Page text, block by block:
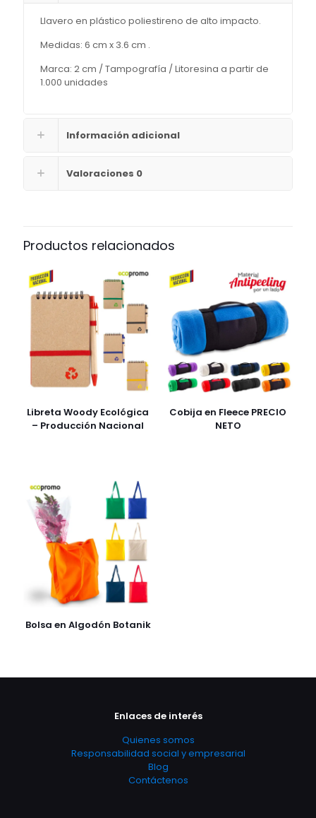
Llavero en plástico poliestireno de alto impacto.
Medidas: 6 cm x 3.6 cm .
Marca: 2 cm / Tampografía / Litoresina a partir de
1.000 unidades
Información adicional
Valoraciones 0
Productos relacionados
Libreta Woody Ecológica
– Producción Nacional
Cobija en Fleece PRECIO
NETO
Bolsa en Algodón Botanik
Enlaces de interés
Quienes somos
Responsabilidad social y empresarial
Blog
Contáctenos